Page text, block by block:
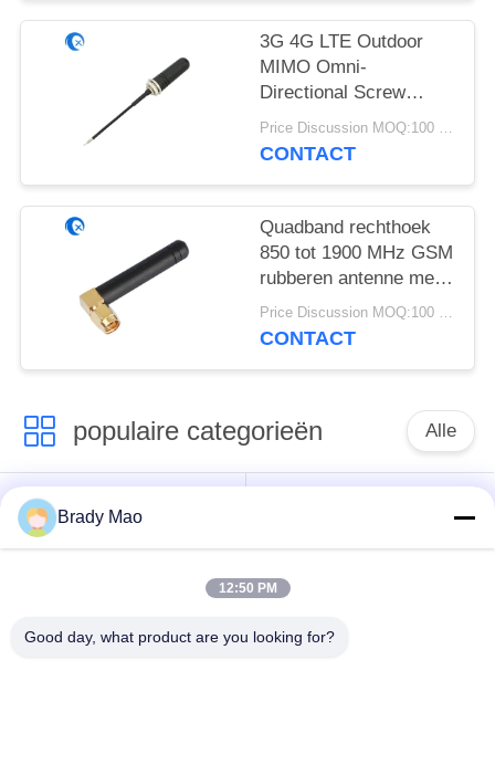
3G 4G LTE Outdoor
MIMO Omni-
Directional Screw
Mount Antenne
Price Discussion MOQ:100 stuks
CONTACT
Quadband rechthoek
850 tot 1900 MHz GSM
rubberen antenne met
rechthoek SMA Male Price Discussion MOQ:100 stuks
CONTACT
populaire categorieën Alle
De Antenne van
Omniwifi
De Antenne van het
Brady Mao
12:50 PM
Good day, what product are you looking for?